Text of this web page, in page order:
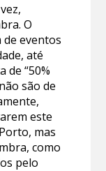
O
eventos
até
de “50%
são de
este
mas
como
pelo